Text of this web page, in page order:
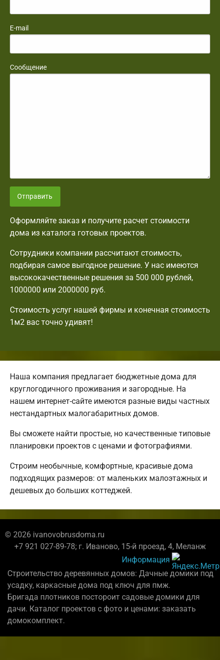
E-mail
Сообщение
Отправить
Оформляйте заказ и получите расчет стоимости
дома из каталога готовых проектов.
Сотрудники компании рассчитают стоимость,
подбирая самое выгодное решение. У нас имеются
высококачественные решения за 500 000 рублей,
1000000 или 2000000 руб.
Стоимость услуг нашей фирмы и конечная стоимость
1м2 вас точно удивят!
Наша компания предлагает бюджетные дома для
круглогодичного проживания и загородные. На
нашем интернет-сайте имеются разные виды частных
нестандартных малогабаритных домов.
Вы сможете найти простые, но качественные типовые
планировки проектов с ценами и фотографиями.
Строим необычные, комфортные, красивые дома
подходящих размеров: от маленьких малоэтажных и
дешевых до больших коттеджей.
© 2026 ivanovobrusdoma.ru
+7 921 027-89-78; г. Иваново, 15-й проезд, 4, Меланж
Информация
Строительство деревянных домов: Дачные домики под
усадку, каркасные дома под ключ для пмж.
Бригада плотников постороит садовые домики для
дачи. Каталог проектов с фото и ценами: заказать
домокомплект.